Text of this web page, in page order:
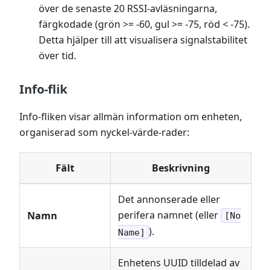
över de senaste 20 RSSI-avläsningarna,
färgkodade (grön >= -60, gul >= -75, röd < -75).
Detta hjälper till att visualisera signalstabilitet
över tid.
Info-flik
Info-fliken visar allmän information om enheten,
organiserad som nyckel-värde-rader:
Fält Beskrivning
Namn
Det annonserade eller
perifera namnet (eller
[No
Name] ).
Enhetens UUID tilldelad av